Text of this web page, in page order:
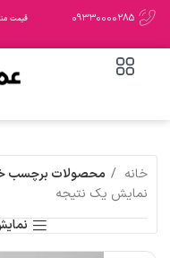
09330000285 قیمت
خانه
محصولات برچسب
نمایش یک نتیجه